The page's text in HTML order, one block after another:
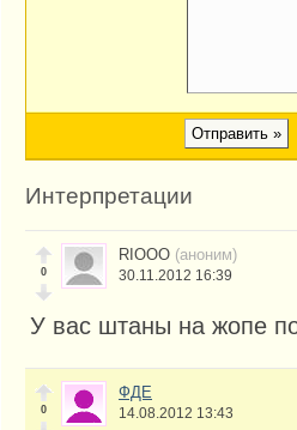
Интерпретации
0
RIOOO (аноним)
30.11.2012 16:39
У вас штаны на жопе
0
ФДЕ
14.08.2012 13:43